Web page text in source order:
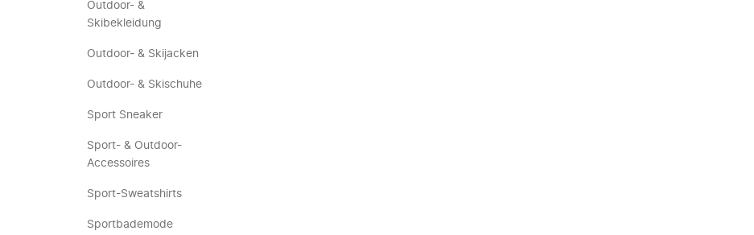
Outdoor- &
Skibekleidung
Outdoor- & Skijacken
Outdoor- & Skischuhe
Sport Sneaker
Sport- & Outdoor-
Accessoires
Sport-Sweatshirts
Sportbademode